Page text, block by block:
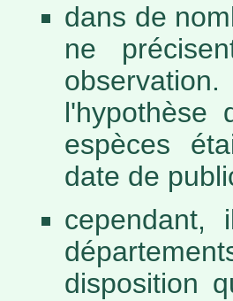
dans de
ne
l'hypothèse
espèces
date de
cependant,
disposition